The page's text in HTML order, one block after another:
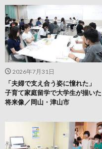
2026年7月31日
「夫婦で支え合う姿に憧れた」
子育て家庭留学で大学生が描いた
将来像／岡山・津山市